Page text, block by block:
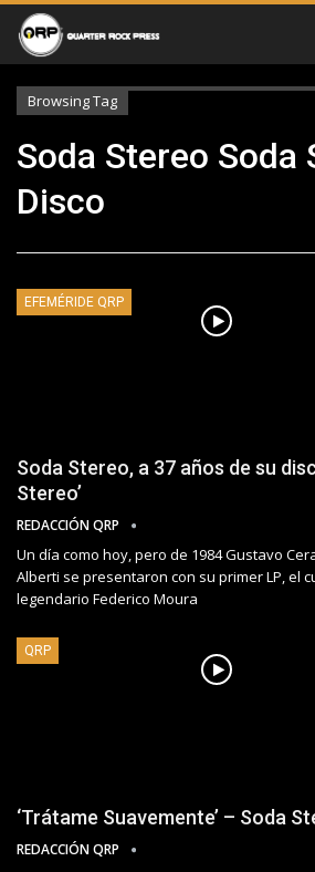
Browsing Tag
Soda Stereo Soda
Disco
EFEMÉRIDE QRP
Soda Stereo, a 37 años de su
Stereo’
REDACCIÓN QRP
Un día como hoy, pero de 1984 Gustavo
Alberti se presentaron con su primer LP, el
legendario Federico Moura
QRP
‘Trátame Suavemente’ – Soda
REDACCIÓN QRP